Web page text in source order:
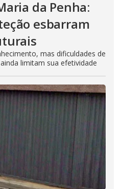
da Penha:
esbarram
mas dificuldades de
limitam sua efetividade